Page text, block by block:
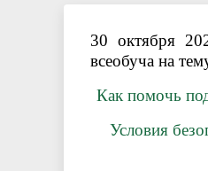
30 октября
всеобуча на
Как помочь
Условия